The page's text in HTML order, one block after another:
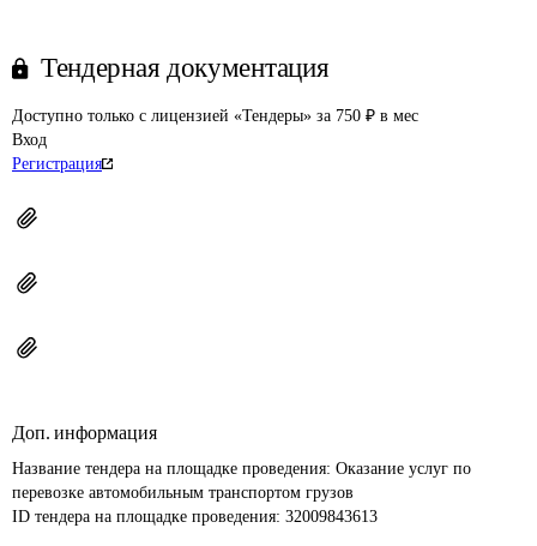
Тендерная документация
Доступно только с лицензией «Тендеры» за 750 ₽ в мес
Вход
Регистрация
Доп. информация
Название тендера на площадке проведения: Оказание услуг по
перевозке автомобильным транспортом грузов
ID тендера на площадке проведения: 32009843613